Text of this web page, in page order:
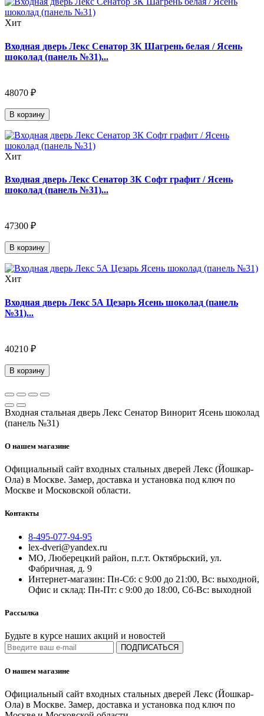
Хит
Входная дверь Лекс Сенатор 3К Шагрень белая / Ясень
шоколад (панель №31)...
48070 ₽
В корзину
Хит
Входная дверь Лекс Сенатор 3К Софт графит / Ясень
шоколад (панель №31)...
47300 ₽
В корзину
Хит
Входная дверь Лекс 5А Цезарь Ясень шоколад (панель
№31)...
40210 ₽
В корзину
Входная стальная дверь Лекс Сенатор Винорит Ясень шоколад
(панель №31)
О нашем магазине
Официальный сайт входных стальных дверей Лекс (Йошкар-
Ола) в Москве. Замер, доставка и установка под ключ по
Москве и Московской области.
Контакты
8-495-077-94-95
lex-dveri@yandex.ru
МО, Люберецкий район, п.г.т. Октябрьский, ул.
Фабричная, д. 9
Интернет-магазин: Пн-Сб: с 9:00 до 21:00, Вс: выходной,
Офис и склад: Пн-Пт: с 9:00 до 18:00, Сб-Вс: выходной
Рассылка
Будьте в курсе наших акций и новостей
ПОДПИСАТЬСЯ
О нашем магазине
Официальный сайт входных стальных дверей Лекс (Йошкар-
Ола) в Москве. Замер, доставка и установка под ключ по